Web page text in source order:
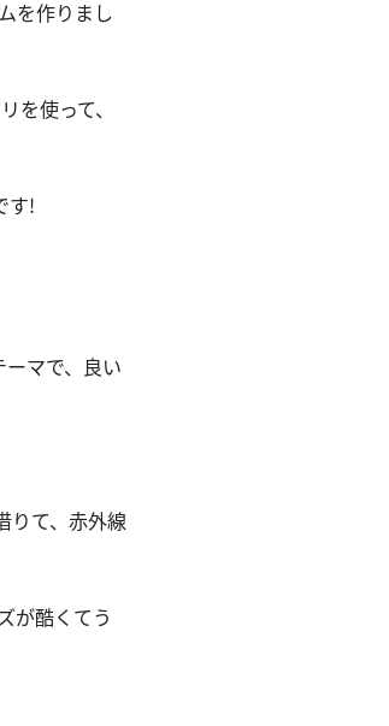
を作りまし
を使って、
！
マで、良い
りて、赤外線
が酷くてう